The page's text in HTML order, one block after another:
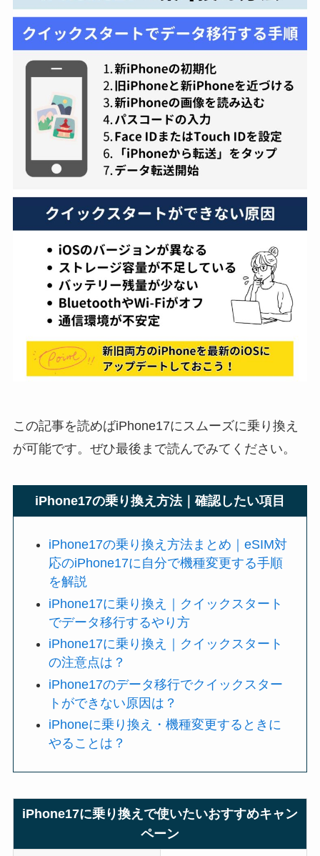
この記事を読めばiPhone17にスムーズに乗り換え
が可能です。ぜひ最後まで読んでみてください。
iPhone17の乗り換え方法｜確認したい項目
iPhone17の乗り換え方法まとめ｜eSIM対
応のiPhone17に自分で機種変更する手順
を解説
iPhone17に乗り換え｜クイックスタート
でデータ移行するやり方
iPhone17に乗り換え｜クイックスタート
の注意点は？
iPhone17のデータ移行でクイックスター
トができない原因は？
iPhoneに乗り換え・機種変更するときに
やることは？
iPhone17に乗り換えで使いたいおすすめキャン
ペーン